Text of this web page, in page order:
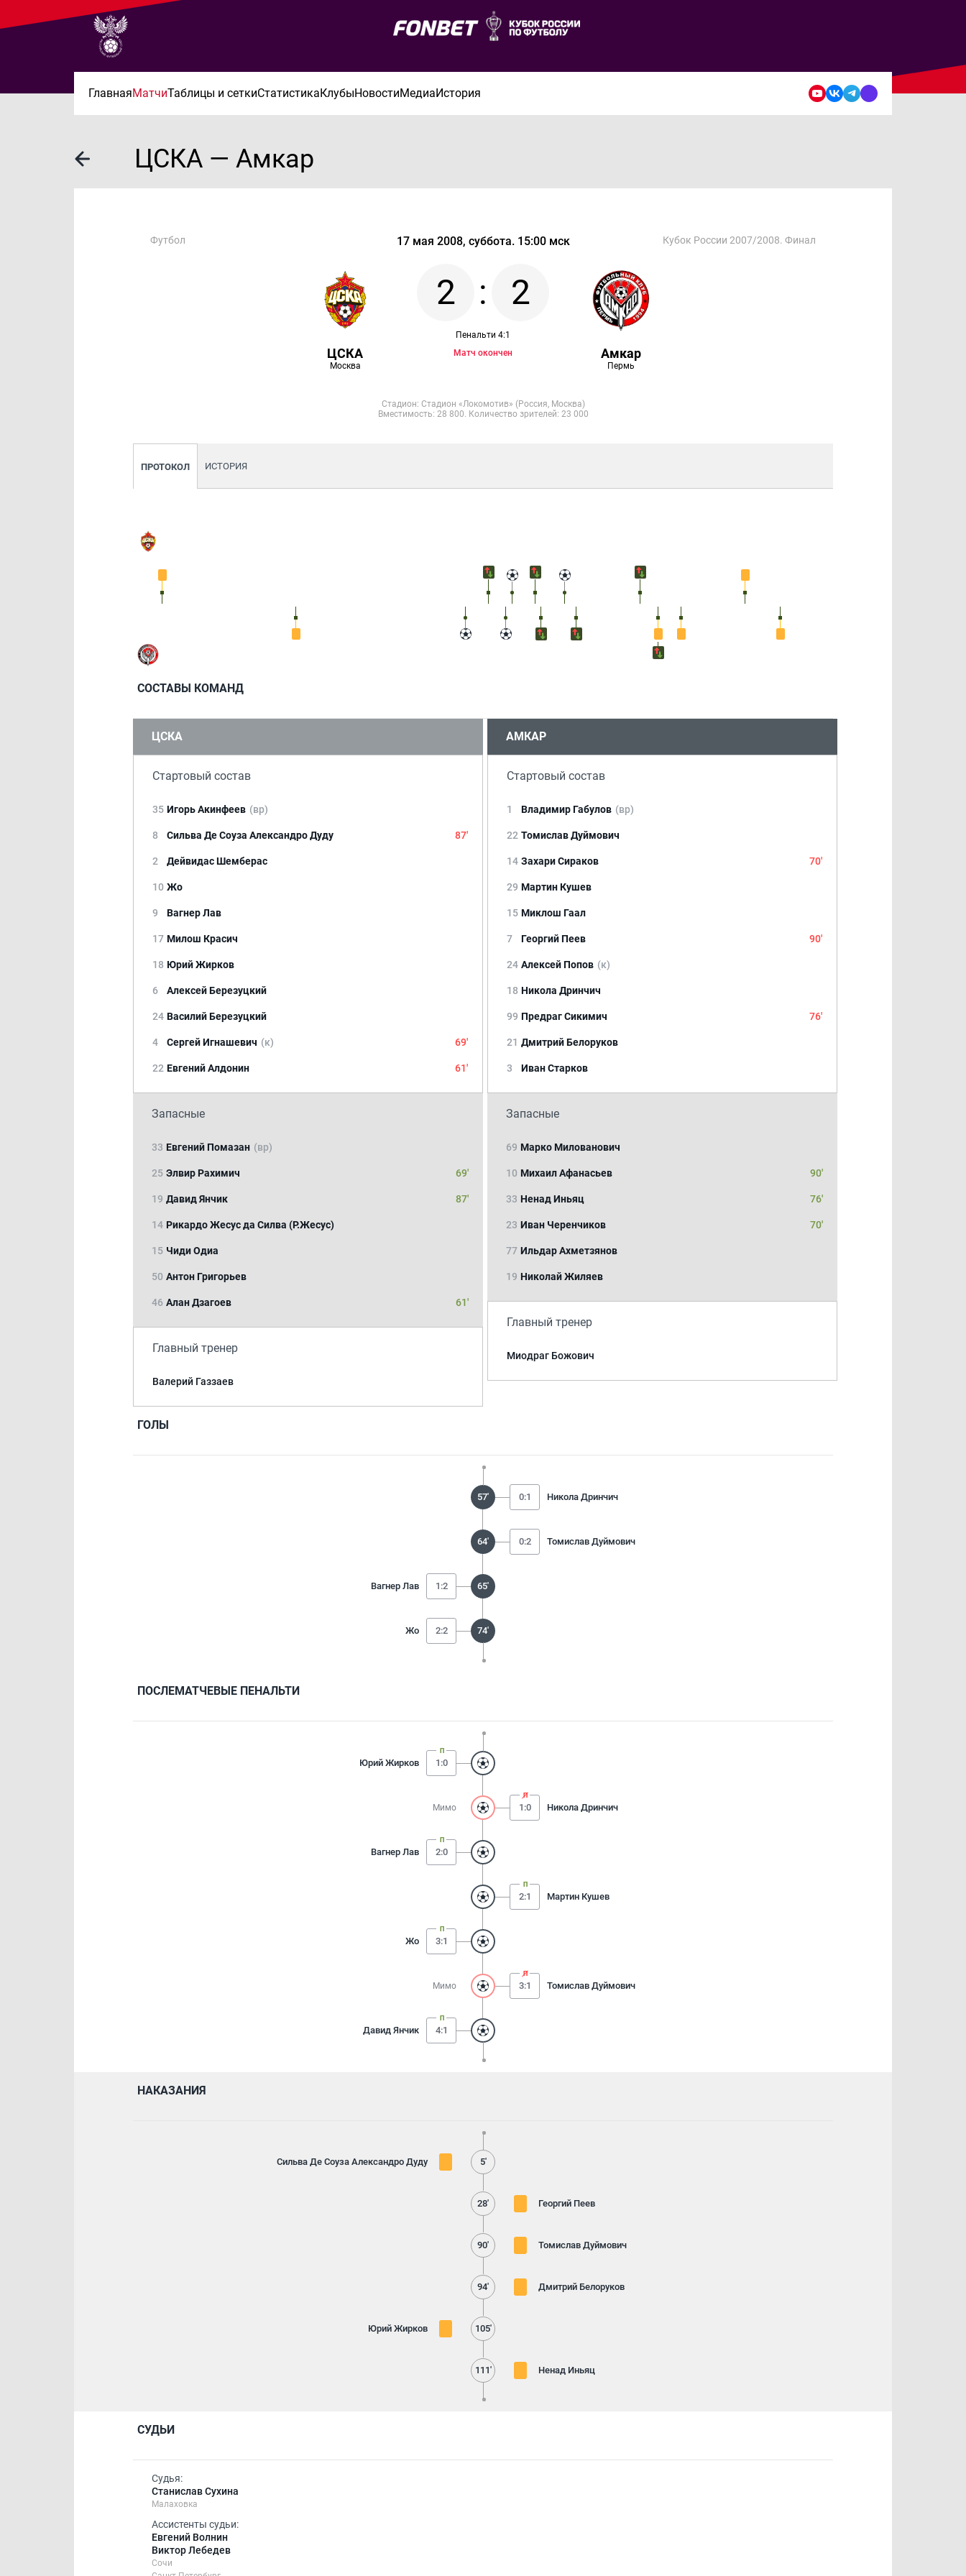
ГлавнаяМатчиТаблицы и сеткиСтатистикаКлубыНовостиМедиаИстория
ЦСКА — Амкар
Футбол 17 мая 2008, суббота. 15:00 мск Кубок России 2007/2008. Финал
ЦСКА
Москва
2 : 2
Пенальти 4:1
Матч окончен
Амкар
Пермь
Стадион: Стадион «Локомотив» (Россия, Москва)
Вместимость: 28 800. Количество зрителей: 23 000
ПРОТОКОЛ ИСТОРИЯ
СОСТАВЫ КОМАНД
ЦСКА
Стартовый состав
35 Игорь Акинфеев (вр)
8 Сильва Де Соуза Александро Дуду 87'
2 Дейвидас Шемберас
10 Жо
9 Вагнер Лав
17 Милош Красич
18 Юрий Жирков
6 Алексей Березуцкий
24 Василий Березуцкий
4 Сергей Игнашевич (к) 69'
22 Евгений Алдонин 61'
Запасные
33 Евгений Помазан (вр)
25 Элвир Рахимич 69'
19 Давид Янчик 87'
14 Рикардо Жесус да Силва (Р.Жесус)
15 Чиди Одиа
50 Антон Григорьев
46 Алан Дзагоев 61'
Главный тренер
Валерий Газзаев
АМКАР
Стартовый состав
1 Владимир Габулов (вр)
22 Томислав Дуймович
14 Захари Сираков 70'
29 Мартин Кушев
15 Миклош Гаал
7 Георгий Пеев 90'
24 Алексей Попов (к)
18 Никола Дринчич
99 Предраг Сикимич 76'
21 Дмитрий Белоруков
3 Иван Старков
Запасные
69 Марко Милованович
10 Михаил Афанасьев 90'
33 Ненад Иньяц 76'
23 Иван Черенчиков 70'
77 Ильдар Ахметзянов
19 Николай Жиляев
Главный тренер
Миодраг Божович
ГОЛЫ
57' 0:1 Никола Дринчич
64' 0:2 Томислав Дуймович
Вагнер Лав 1:2 65'
Жо 2:2 74'
ПОСЛЕМАТЧЕВЫЕ ПЕНАЛЬТИ
Юрий Жирков 1:0
Мимо 1:0 Никола Дринчич
Вагнер Лав 2:0
2:1 Мартин Кушев
Жо 3:1
Мимо 3:1 Томислав Дуймович
Давид Янчик 4:1
НАКАЗАНИЯ
Сильва Де Соуза Александро Дуду 5'
28' Георгий Пеев
90' Томислав Дуймович
94' Дмитрий Белоруков
Юрий Жирков 105'
111' Ненад Иньяц
СУДЬИ
Судья:
Станислав Сухина
Малаховка
Ассистенты судьи:
Евгений Волнин
Виктор Лебедев
Сочи